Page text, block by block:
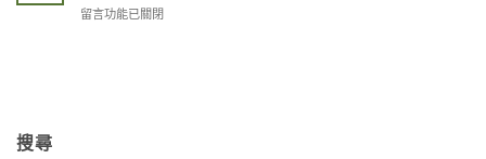
在
留言功能已關閉
搜尋